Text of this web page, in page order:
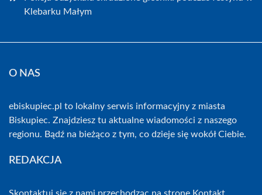
Klebarku Małym
O NAS
ebiskupiec.pl to lokalny serwis informacyjny z miasta
Biskupiec. Znajdziesz tu aktualne wiadomości z naszego
regionu. Bądź na bieżąco z tym, co dzieje się wokół Ciebie.
REDAKCJA